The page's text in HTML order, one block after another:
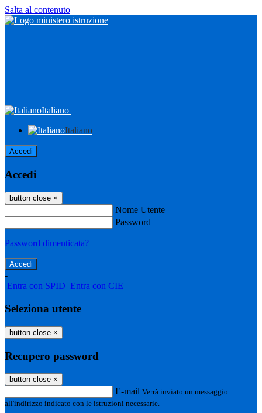
Salta al contenuto
Italiano
Italiano
Accedi
Accedi
button close ×
Nome Utente
Password
Password dimenticata?
-
Entra con SPID Entra con CIE
Seleziona utente
button close ×
Recupero password
button close ×
E-mail Verrà inviato un messaggio
all'indirizzo indicato con le istruzioni necessarie.